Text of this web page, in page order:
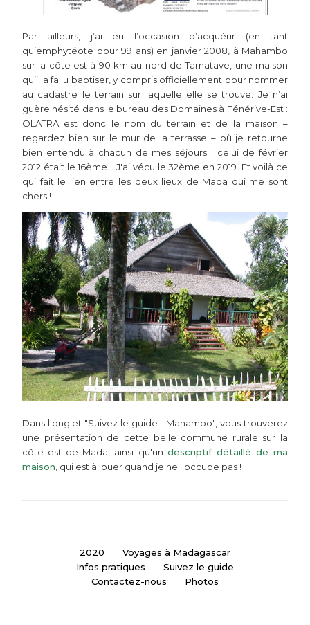
Par ailleurs, j’ai eu l’occasion d’acquérir (en tant
qu’emphytéote pour 99 ans) en janvier 2008, à Mahambo
sur la côte est à 90 km au nord de Tamatave, une maison
qu’il a fallu baptiser, y compris officiellement pour nommer
au cadastre le terrain sur laquelle elle se trouve. Je n’ai
guère hésité dans le bureau des Domaines à Fénérive-Est :
OLATRA est donc le nom du terrain et de la maison –
regardez bien sur le mur de la terrasse – où je retourne
bien entendu à chacun de mes séjours : celui de février
2012 était le 16ème… J'ai vécu le 32ème en 2019. Et voilà ce
qui fait le lien entre les deux lieux de Mada qui me sont
chers !
Dans l'onglet "Suivez le guide - Mahambo", vous trouverez
une présentation de cette belle commune rurale sur la
côte est de Mada, ainsi qu'un descriptif détaillé de ma
maison , qui est à louer quand je ne l'occupe pas !
2020
Voyages à Madagascar
Infos pratiques
Suivez le guide
Contactez-nous
Photos